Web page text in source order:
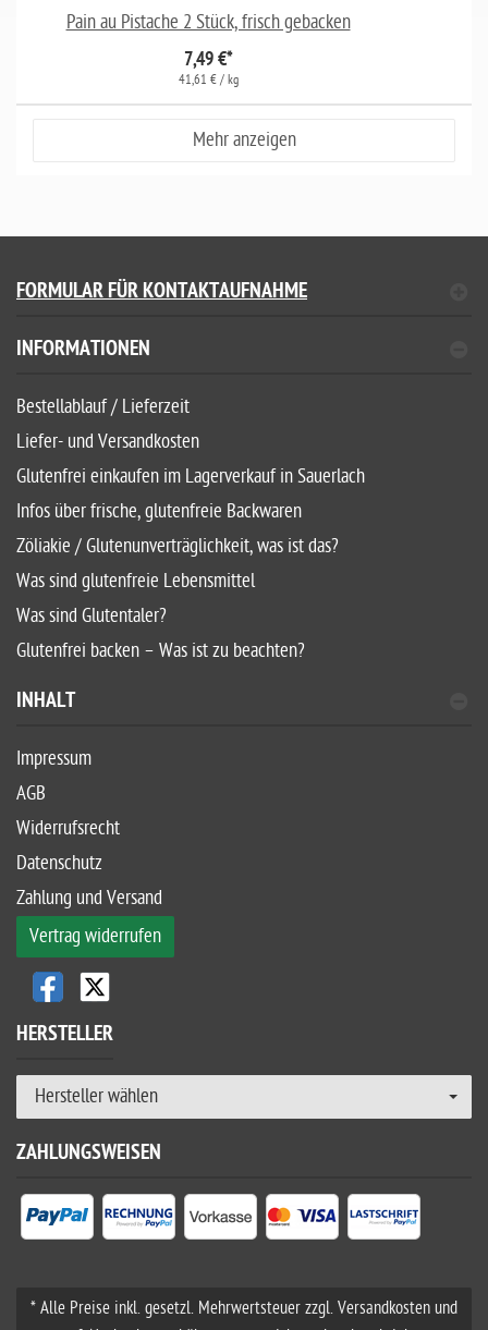
Pain au Pistache 2 Stück, frisch gebacken
7,49 €*
41,61 € / kg
Mehr anzeigen
FORMULAR FÜR KONTAKTAUFNAHME
INFORMATIONEN
Bestellablauf / Lieferzeit
Liefer- und Versandkosten
Glutenfrei einkaufen im Lagerverkauf in Sauerlach
Infos über frische, glutenfreie Backwaren
Zöliakie / Glutenunverträglichkeit, was ist das?
Was sind glutenfreie Lebensmittel
Was sind Glutentaler?
Glutenfrei backen – Was ist zu beachten?
INHALT
Impressum
AGB
Widerrufsrecht
Datenschutz
Zahlung und Versand
Vertrag widerrufen
HERSTELLER
Hersteller wählen
ZAHLUNGSWEISEN
* Alle Preise inkl. gesetzl. Mehrwertsteuer zzgl. Versandkosten und